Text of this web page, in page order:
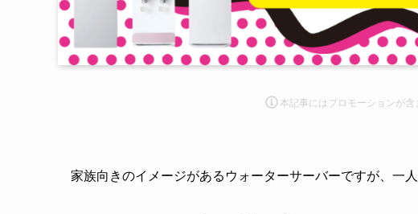
本記事にはプロモーションが含
家族向きのイメージがあるウォーターサーバーですが、一